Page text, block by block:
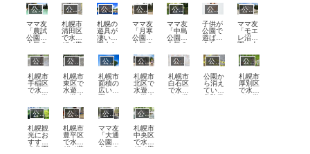
公園Topics
ママ友
「農試
公園」
人気の
まとめ
公園Topics
札幌市
清田区
で水遊
び（遊
プー
ル）が
できる
公園ま
とめ
公園Topics
札幌の
遊具が
凄い公
園まと
内最大
級おす
すめ
10選
公園Topics
ママ友
「月寒
公園」
人気の
まとめ
公園Topics
ママ友
「中島
公園」
人気の
まとめ
公園Topics
子供が
公園で
遊ばな
くなっ
由！遊
ばなく
なった
のでは
なく遊
べな
公園Topics
ママ友
「モエ
レ沼公
園」人
コミま
とめ
公園Topics
札幌市
手稲区
で水遊
び（遊
プー
ル）が
できる
公園ま
とめ
公園Topics
札幌市
東区で
水遊び
（遊水
ール）
ができ
る公園
まとめ
公園Topics
札幌市
面積の
広い公
園
0-札幌
ドーム
〇〇個
分の巨
大すぎ
る公園
公園Topics
札幌市
北区で
水遊び
（遊水
ール）
ができ
る公園
まとめ
公園Topics
札幌市
白石区
で水遊
び（遊
公園Topics
公園か
ら消え
ていく
危険遊
公園Topics
札幌市
厚別区
で水遊
び（遊
公園Topics
札幌観
光にお
すすめ
の公園
公園Topics
札幌市
豊平区
で水遊
び（遊
公園Topics
ママ友
「大通
公園」
人気の
公園Topics
札幌市
中央区
で水遊
び（遊